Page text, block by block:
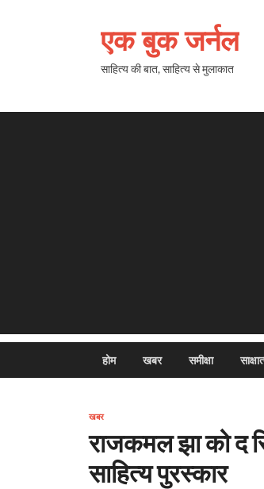
एक बुक जर्नल
साहित्य की बात, साहित्य से मुलाकात
होम खबर समीक्षा
खबर
राजकमल झा को द
साहित्य पुरस्कार